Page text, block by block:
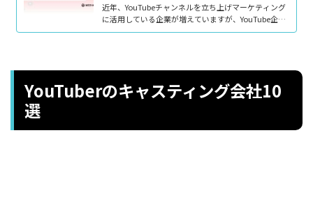
近年、YouTubeチャンネルを立ち上げマーケティング
に活用している企業が増えていますが、YouTube企業
チャンネルとは一体どのようなことを発信していく場
ご覧ください。YouTube企業チャンネルとはYouTube
企業チャンネルとは、企業がYouTubeを活用しマーケ
YouTuberのキャスティング会社10
選